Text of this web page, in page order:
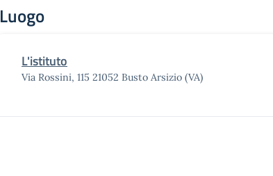
Luogo
L'istituto
Via Rossini, 115 21052 Busto Arsizio (VA)